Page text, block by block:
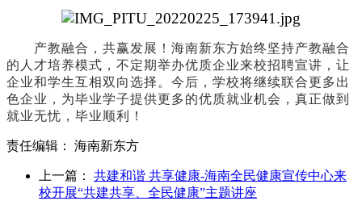
产教融合，共赢发展 ！ 海南新东方始终坚持产教融合
的人才培养模式，不定期举办优质企业来校招聘宣讲，让
企业和学生互相双向选择。今后，学校将继续联合更多出
色企业，为毕业学子提供更多的优质就业机会，真正做到
就业无忧，毕业顺利！
责任编辑： 海南新东方
上一篇： 共建和谐 共享健康-海南全民健康宣传中心来
校开展“共建共享、全民健康”主题讲座